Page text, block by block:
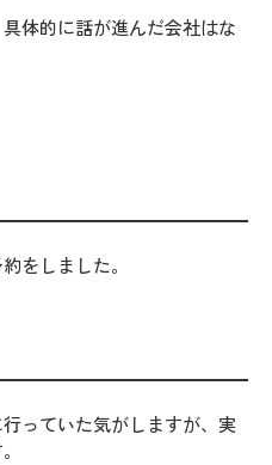
体的に話が進んだ会社はな
をしました。
っていた気がしますが、実